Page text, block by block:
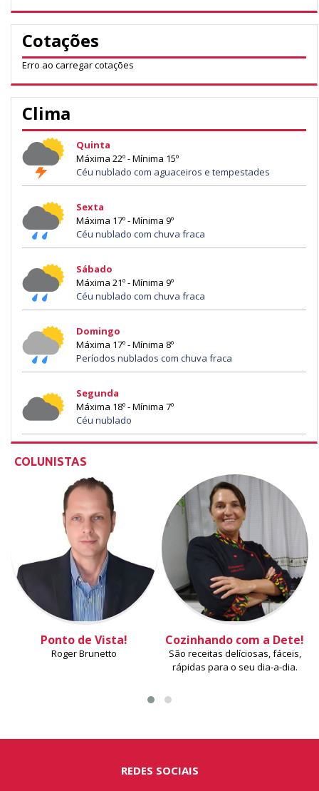
Cotações
Erro ao carregar cotações
Clima
Quinta
Máxima 22º - Mínima 15º
Céu nublado com aguaceiros e tempestades
Sexta
Máxima 17º - Mínima 9º
Céu nublado com chuva fraca
Sábado
Máxima 21º - Mínima 9º
Céu nublado com chuva fraca
Domingo
Máxima 17º - Mínima 8º
Períodos nublados com chuva fraca
Segunda
Máxima 18º - Mínima 7º
Céu nublado
COLUNISTAS
Ponto de Vista!
Roger Brunetto
Cozinhando com a Dete!
São receitas delíciosas, fáceis,
rápidas para o seu dia-a-dia.
REDES SOCIAIS